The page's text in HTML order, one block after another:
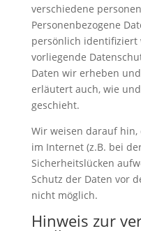
verschiedene
Personenbezogene
persönlich identifiziert
vorliegende
Daten wir erheben
erläutert auch, wie
geschieht.
Wir weisen darauf
im Internet (z.B. bei
Sicherheitslücken
Schutz der Daten vor
nicht möglich.
Hinweis zur